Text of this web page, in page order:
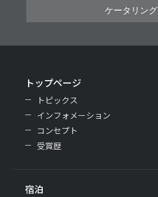
ケータリング
トップページ
トピックス
インフォメーション
コンセプト
受賞歴
宿泊